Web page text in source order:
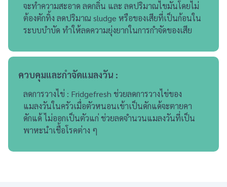
จะทำความสะอาด ลดกลิ่น และ ลดปริมาณไขมันโดยไม่
ต้องตักทิ้ง ลดปริมาณ sludge หรือของเสียที่เป็นก้อนใน
ระบบบำบัด ทำให้ลดความยุ่งยากในการกำจัดของเสีย
ควบคุมและกำจัดแมลงวัน :
ลดการวางไข่ : Fridgefresh ช่วยลดการวางไข่ของ
แมลงวันในครัวเมื่อตัวหนอนเข้าเป็นดักแด้จะตายคา
ดักแด้ ไม่ออกเป็นตัวแก่ ช่วยลดจำนวนแมลงวันที่เป็น
พาหะนำเชื้อโรคต่าง ๆ